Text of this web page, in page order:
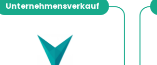
Unternehmensverkauf